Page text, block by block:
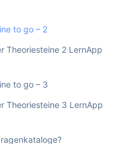
to go – 2
Theoriesteine 2 LernApp
to go – 3
Theoriesteine 3 LernApp